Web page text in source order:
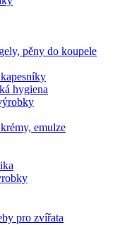
pěny do koupele
hygiena
emulze
pro zvířata